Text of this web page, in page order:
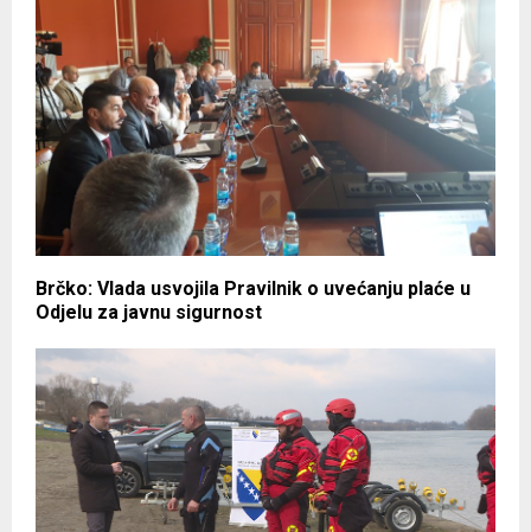
Brčko: Vlada usvojila Pravilnik o uvećanju plaće u
Odjelu za javnu sigurnost